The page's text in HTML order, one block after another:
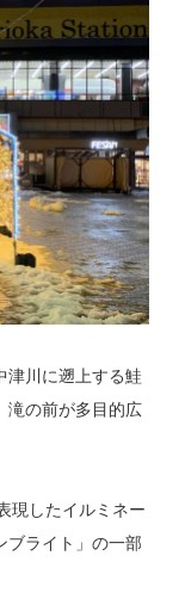
津川に遡上する鮭
滝の前が多目的広
現したイルミネー
ブライト」の一部